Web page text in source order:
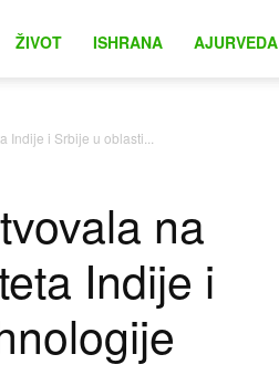
ŽIVOT ISHRANA AJURVEDA
i Srbije u oblasti...
na
Indije i